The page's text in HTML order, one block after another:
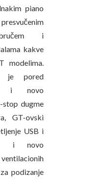
piano
i
kakve
modelima.
je pored
i novo
stop dugme
GT-ovski
USB i
i novo
podizanje